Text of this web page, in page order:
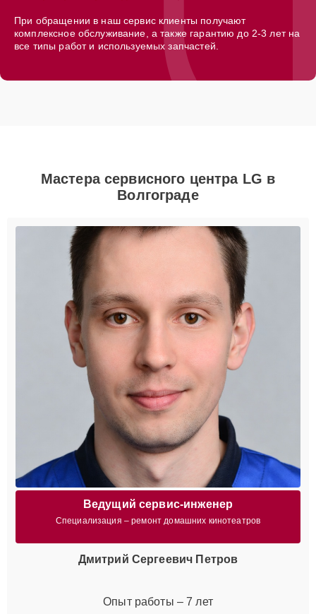
При обращении в наш сервис клиенты получают
комплексное обслуживание, а также гарантию до 2-3 лет на
все типы работ и используемых запчастей.
Мастера сервисного центра LG в
Волгограде
Ведущий сервис-инженер
Специализация – ремонт домашних кинотеатров
Дмитрий Сергеевич Петров
Опыт работы – 7 лет